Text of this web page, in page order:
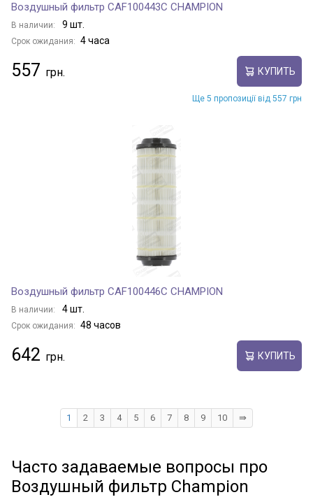
Воздушный фильтр CAF100443C CHAMPION
В наличии: 9 шт.
Срок ожидания: 4 часа
557 КУПИТЬ
Ще 5 пропозиції від 557 грн
Воздушный фильтр CAF100446C CHAMPION
В наличии: 4 шт.
Срок ожидания: 48 часов
642 КУПИТЬ
1 2 3 4 5 6 7 8 9 10 ⇛
Часто задаваемые вопросы про
Воздушный фильтр Champion